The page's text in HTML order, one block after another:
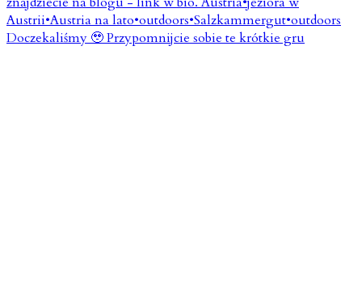
Doczekaliśmy 🥹 Przypomnijcie sobie te krótkie gru